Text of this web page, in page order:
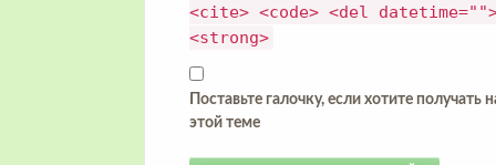
<cite> <code> <del
<strong>
Поставьте галочку, если хотите
этой теме